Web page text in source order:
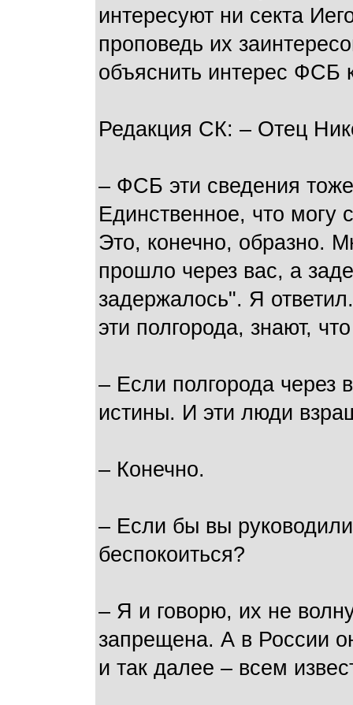
интересуют ни секта
проповедь их
объяснить интерес ФСБ
Редакция СК: – Отец
– ФСБ эти сведения
Единственное, что могу
Это, конечно, образно.
прошло через вас, а
задержалось". Я
эти полгорода, знают,
– Если полгорода через
истины. И эти люди
– Конечно.
– Если бы вы
беспокоиться?
– Я и говорю, их не
запрещена. А в России
и так далее – всем